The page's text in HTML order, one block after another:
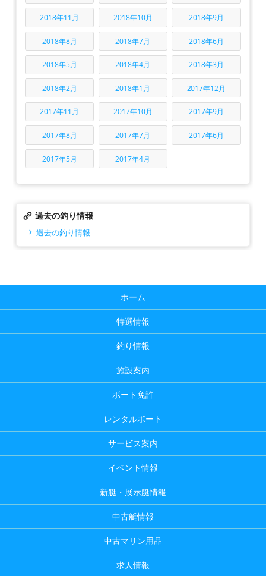
2018年11月 2018年10月 2018年9月
2018年8月 2018年7月 2018年6月
2018年5月 2018年4月 2018年3月
2018年2月 2018年1月 2017年12月
2017年11月 2017年10月 2017年9月
2017年8月 2017年7月 2017年6月
2017年5月 2017年4月
過去の釣り情報
過去の釣り情報
ホーム
特選情報
釣り情報
施設案内
ボート免許
レンタルボート
サービス案内
イベント情報
新艇・展示艇情報
中古艇情報
中古マリン用品
求人情報